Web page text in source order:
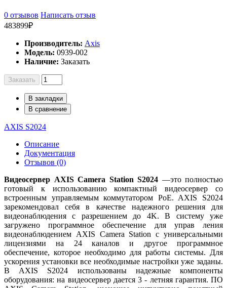
0 отзывов Написать отзыв
483899₽
Производитель: Axis
Модель: 0939-002
Наличие: Заказать
Заказать
В закладки
В сравнение
AXIS S2024
Описание
Документация
Отзывов (0)
Видеосервер AXIS Camera Station S2024 —это полностью
готовый к использованию компактный видеосервер со
встроенным управляемым коммутатором PoE. AXIS S2024
зарекомендовал себя в качестве надежного решения для
видеонаблюдения с разрешением до 4K. В систему уже
загружено программное обеспечение для управ ления
видеонаблюдением AXIS Camera Station с универсальными
лицензиями на 24 каналов и другое программное
обеспечение, которое необходимо для работы системы. Для
ускорения установки все необходимые настройки уже заданы.
В AXIS S2024 использованы надежные компоненты
оборудования: на видеосервер дается 3 - летняя гарантия. ПО